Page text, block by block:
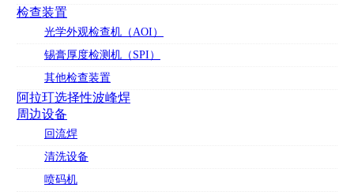
检查装置
光学外观检查机（AOI）
锡膏厚度检测机（SPI）
其他检查装置
阿拉玎选择性波峰焊
周边设备
回流焊
清洗设备
喷码机